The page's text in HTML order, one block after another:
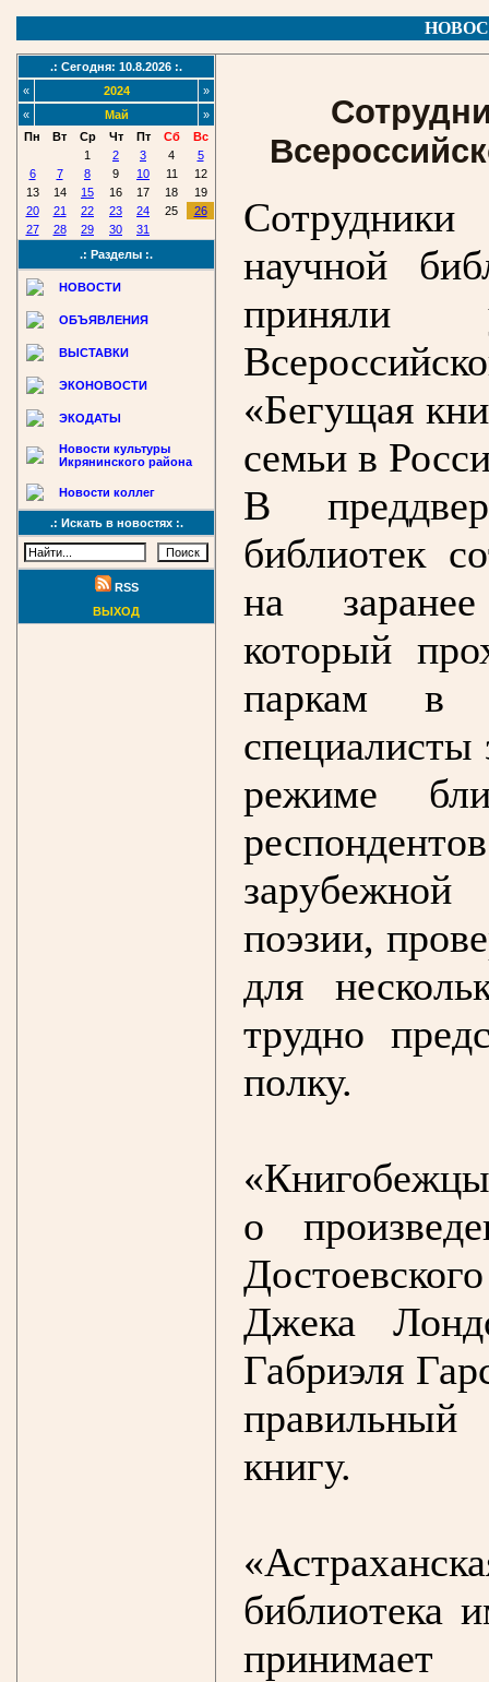
.: Сегодня: 10.8.2026 :.
«
2024
»
«
Май
»
Пн
Вт Ср Чт Пт Сб
Вс
1
2 3 4
5
6
7 8 9 10 11
12
13
14 15 16 17 18
19
20
21 22 23 24 25
26
27
28 29 30
31
.: Разделы :.
НОВОСТИ
ОБЪЯВЛЕНИЯ
ВЫСТАВКИ
ЭКОНОВОСТИ
ЭКОДАТЫ
Новости культуры
Икрянинского района
Новости коллег
.: Искать в новостях :.
RSS
ВЫХОД
научной
приняли
«Бегущая
семьи в
В
библиотек
на
который
паркам в
режиме
поэзии,
для
трудно
полку.
о
Джека
Габриэля
книгу.
библиотека